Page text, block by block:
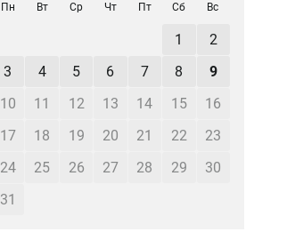
Пн Вт Ср Чт Пт Сб Вс
1
2
3
4 5 6 7 8
9
10
11 12 13 14 15
16
17
18 19 20 21 22
23
24
25 26 27 28 29
30
31